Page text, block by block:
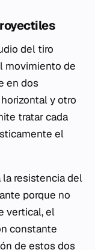
del tiro
movimiento de
en dos
y otro
tratar cada
el
la resistencia del
porque no
vertical, el
constante
de estos dos